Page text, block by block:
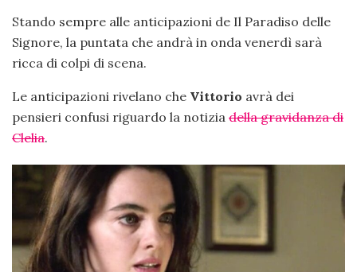
Stando sempre alle anticipazioni de Il Paradiso delle
Signore, la puntata che andrà in onda venerdì sarà
ricca di colpi di scena.
Le anticipazioni rivelano che Vittorio avrà dei
pensieri confusi riguardo la notizia della gravidanza di
Clelia.